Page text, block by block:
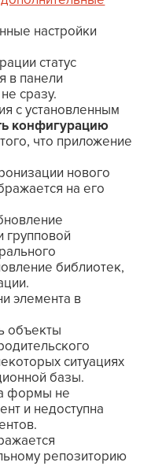
настройки
статус
в панели
сразу.
с установленным
конфигурацию
что приложение
нового
на его
библиотек,
элемента в
объекты
ситуациях
базы.
формы не
и недоступна
репозиторию